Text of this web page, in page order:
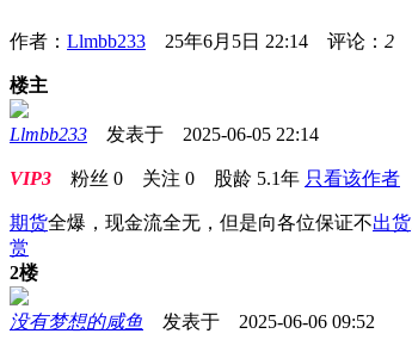
作者： Llmbb233 25年6月5日 22:14 评论： 2
楼主
Llmbb233 发表于 2025-06-05 22:14
VIP3 粉丝 0 关注 0 股龄 5.1年 只看该作者
期货全爆，现金流全无，但是向各位保证不出货
赏
2楼
没有梦想的咸鱼 发表于 2025-06-06 09:52